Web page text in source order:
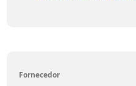
Fornecedor